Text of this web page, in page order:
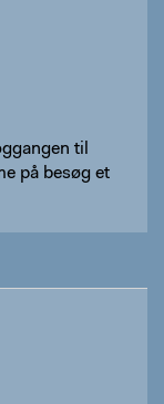
til
på besøg et